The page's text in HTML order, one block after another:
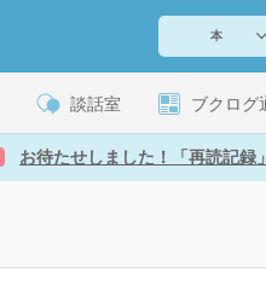
談話室 ブクログ
お待たせしました！「再読記録